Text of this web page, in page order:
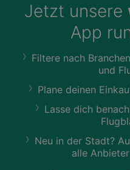
Jetzt unsere
App
Filtere nach
und
Plane deinen
Lasse dich
Neu in der Stadt?
alle